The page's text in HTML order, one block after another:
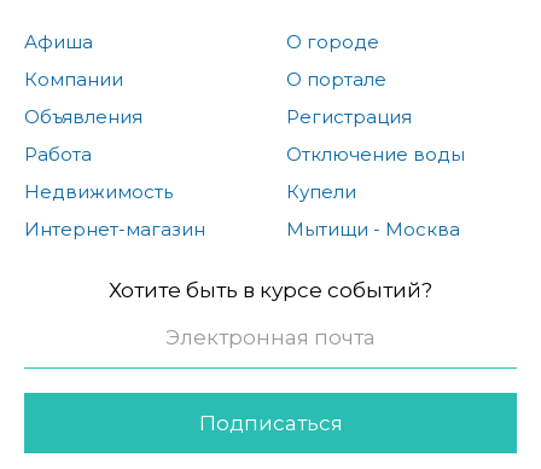
Афиша
Компании
Объявления
Работа
Недвижимость
Интернет-магазин
О городе
О портале
Регистрация
Отключение воды
Купели
Мытищи - Москва
Хотите быть в курсе событий?
Подписаться